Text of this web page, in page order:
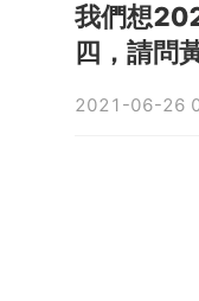
我們想
四，請問
2021-06-26